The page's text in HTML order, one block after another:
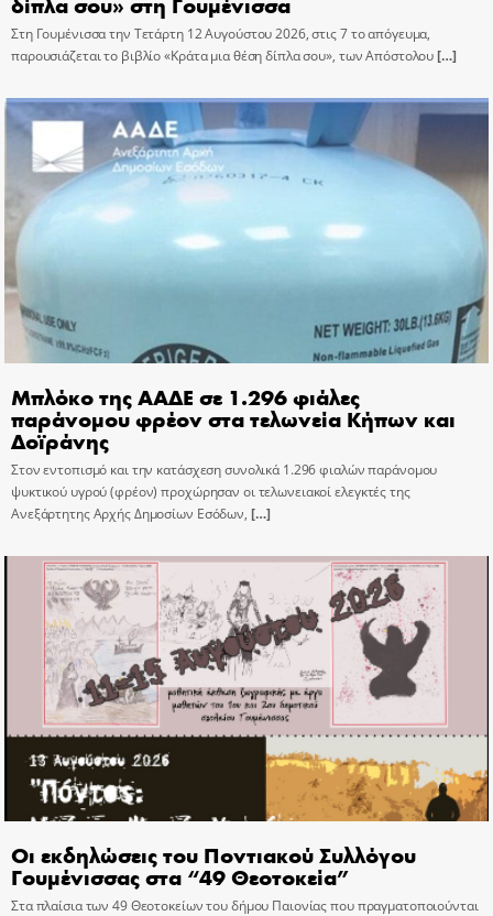
Στη Γουμένισσα την Τετάρτη 12 Αυγούστου 2026, στις 7 το απόγευμα,
παρουσιάζεται το βιβλίο «Κράτα μια θέση δίπλα σου», των Απόστολου[…]
Μπλόκο της ΑΑΔΕ σε 1.296 φιάλες
παράνομου φρέον στα τελωνεία Κήπων και
Δοϊράνης
Στον εντοπισμό και την κατάσχεση συνολικά 1.296 φιαλών παράνομου
ψυκτικού υγρού (φρέον) προχώρησαν οι τελωνειακοί ελεγκτές της
Ανεξάρτητης Αρχής Δημοσίων Εσόδων, […]
Οι εκδηλώσεις του Ποντιακού Συλλόγου
Γουμένισσας στα “49 Θεοτοκεία”
Στα πλαίσια των 49 Θεοτοκείων του δήμου Παιονίας που πραγματοποιούνται